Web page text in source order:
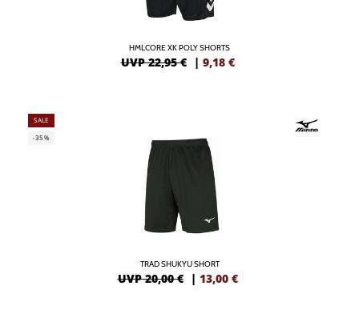
HMLCORE XK POLY SHORTS
UVP 22,95 € | 9,18 €
SALE
-35%
TRAD SHUKYU SHORT
UVP 20,00 € | 13,00 €